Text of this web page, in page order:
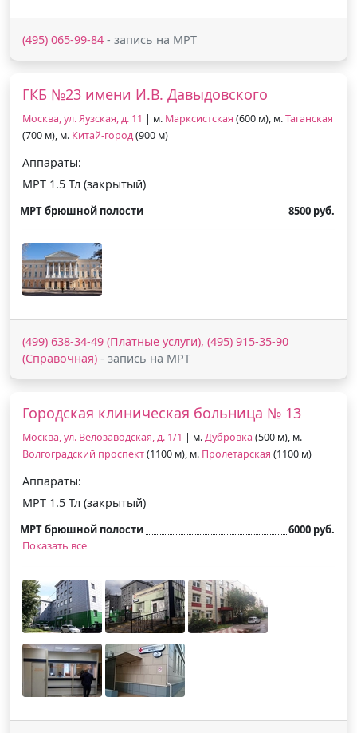
(495) 065-99-84 - запись на МРТ
ГКБ №23 имени И.В. Давыдовского
Москва, ул. Яузская, д. 11 | м. Марксистская (600 м), м.Таганская
(700 м), м. Китай-город(900 м)
Аппараты:
МРТ 1.5 Тл (закрытый)
МРТ брюшной полости 8500 руб.
(499) 638-34-49 (Платные услуги), (495) 915-35-90
(Справочная) - запись на МРТ
Городская клиническая больница № 13
Москва, ул. Велозаводская, д. 1/1 | м.Дубровка (500 м), м.
Волгоградский проспект(1100 м), м. Пролетарская (1100 м)
Аппараты:
МРТ 1.5 Тл (закрытый)
МРТ брюшной полости
6000 руб.
Показать все